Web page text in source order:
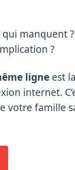
manquent
?
ligne est
internet.
votre famille